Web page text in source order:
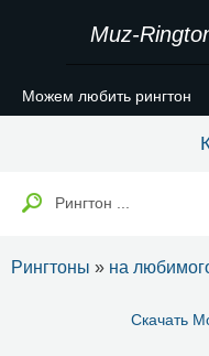
Muz-
Можем любить рингтон
Рингтоны » на
Скачать